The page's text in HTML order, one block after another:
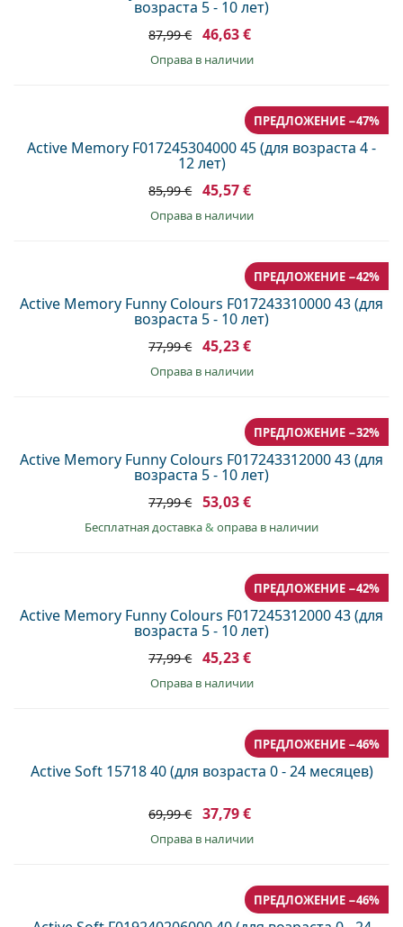
возраста 5 - 10 лет)
87,99 € 46,63 €
оправа в наличии
Active Memory F017245304000 45 (для возраста 4 -
12 лет)
ПРЕДЛОЖЕНИЕ −47%
85,99 € 45,57 €
оправа в наличии
Active Memory Funny Colours F017243310000 43 (для
возраста 5 - 10 лет)
ПРЕДЛОЖЕНИЕ −42%
77,99 € 45,23 €
оправа в наличии
Active Memory Funny Colours F017243312000 43 (для
возраста 5 - 10 лет)
ПРЕДЛОЖЕНИЕ −32%
77,99 € 53,03 €
Бесплатная доставка& оправа в наличии
Active Memory Funny Colours F017245312000 43 (для
возраста 5 - 10 лет)
ПРЕДЛОЖЕНИЕ −42%
77,99 € 45,23 €
оправа в наличии
Active Soft 15718 40 (для возраста 0 - 24 месяцев)
ПРЕДЛОЖЕНИЕ −46%
69,99 € 37,79 €
оправа в наличии
ПРЕДЛОЖЕНИЕ −46%